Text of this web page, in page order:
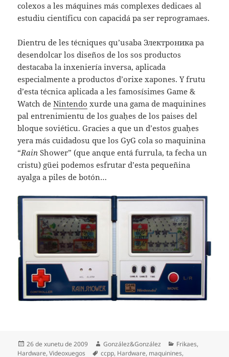
colexos a les máquines más complexes dedicaes al
estudiu científicu con capacidá pa ser reprogramaes.
Dientru de les técniques qu’usaba Электроника pa
desendolcar los diseños de los sos productos
destacaba la inxeniería inversa, aplicada
especialmente a productos d’orixe xapones. Y frutu
d’esta técnica aplicada a les famosísimes Game &
Watch deNintendo xurde una gama de maquinines
pal entrenimientu de los guaḥes de los paises del
bloque soviéticu. Gracies a que un d’estos guaḥes
yera más cuidadosu que los GyG cola so maquinina
“Rain Shower” (que anque entá furrula, ta fecha un
cristu) güei podemos esfrutar d’esta pequeñina
ayalga a piles de botón…
Espublizáu
en
26 de xunetu de 2009 Autor
González&González Categoríes
Frikaes,
Hardware,Videoxuegos Etiquetes
ccpp, Hardware, maquinines,